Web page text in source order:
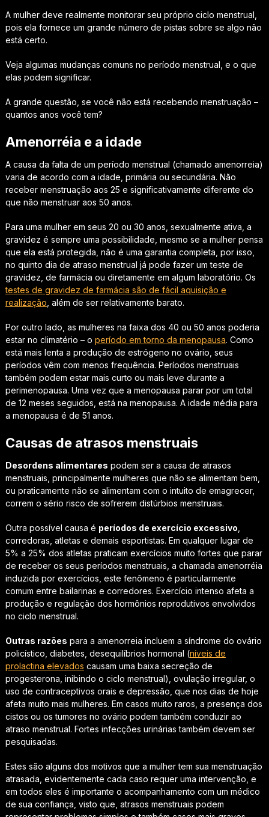
A mulher deve realmente monitorar seu próprio ciclo menstrual,
pois ela fornece um grande número de pistas sobre se algo não
está certo.
Veja algumas mudanças comuns no período menstrual, e o que
elas podem significar.
A grande questão, se você não está recebendo menstruação –
quantos anos você tem?
Amenorréia e a idade
A causa da falta de um período menstrual (chamado amenorreia)
varia de acordo com a idade, primária ou secundária. Não
receber menstruação aos 25 e significativamente diferente do
que não menstruar aos 50 anos.
Para uma mulher em seus 20 ou 30 anos, sexualmente ativa, a
gravidez é sempre uma possibilidade, mesmo se a mulher pensa
que ela está protegida, não é uma garantia completa, por isso,
no quinto dia de atraso menstrual já pode fazer um teste de
gravidez, de farmácia ou diretamente em algum laboratório. Os
testes de gravidez de farmácia são de fácil aquisição e
realização , além de ser relativamente barato.
Por outro lado, as mulheres na faixa dos 40 ou 50 anos poderia
estar no climatério – o período em torno da menopausa. Como
está mais lenta a produção de estrógeno no ovário, seus
períodos vêm com menos frequência. Períodos menstruais
também podem estar mais curto ou mais leve durante a
perimenopausa. Uma vez que a menopausa parar por um total
de 12 meses seguidos, está na menopausa. A idade média para
a menopausa é de 51 anos.
Causas de atrasos menstruais
Desordens alimentares podem ser a causa de atrasos
menstruais, principalmente mulheres que não se alimentam bem,
ou praticamente não se alimentam com o intuito de emagrecer,
correm o sério risco de sofrerem distúrbios menstruais.
Outra possível causa é períodos de exercício excessivo
corredoras, atletas e demais esportistas. Em qualquer lugar de
5% a 25% dos atletas praticam exercícios muito fortes que parar
de receber os seus períodos menstruais, a chamada amenorréia
induzida por exercícios, este fenômeno é particularmente
comum entre bailarinas e corredores. Exercício intenso afeta a
produção e regulação dos hormônios reprodutivos envolvidos
no ciclo menstrual.
Outras razões para a amenorreia incluem a síndrome do ovário
policístico, diabetes, desequilíbrios hormonal (níveis de
prolactina elevados causam uma baixa secreção de
progesterona, inibindo o ciclo menstrual), ovulação irregular, o
uso de contraceptivos orais e depressão, que nos dias de hoje
afeta muito mais mulheres. Em casos muito raros, a presença dos
cistos ou os tumores no ovário podem também conduzir ao
atraso menstrual. Fortes infecções urinárias também devem ser
pesquisadas.
Estes são alguns dos motivos que a mulher tem sua menstruação
atrasada, evidentemente cada caso requer uma intervenção, e
em todos eles é importante o acompanhamento com um médico
de sua confiança, visto que, atrasos menstruais podem